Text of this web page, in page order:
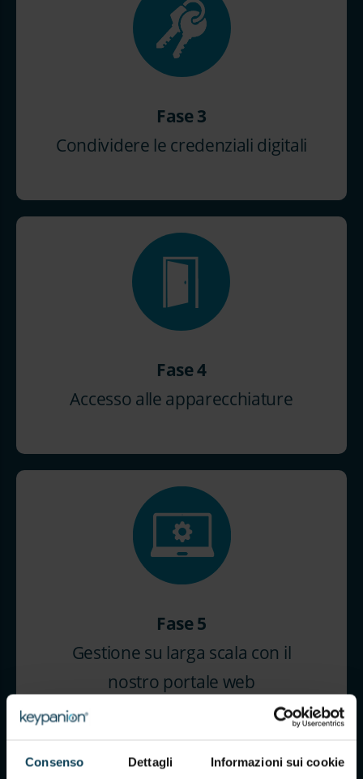
Consenso Dettagli Informazioni sui cookie
Fase 3
Condividere le credenziali digitali
Fase 4
Accesso alle apparecchiature
Fase 5
Gestione su larga scala con il
nostro portale web